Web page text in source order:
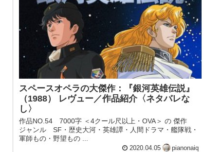
スペースオペラの大傑作：『銀河英雄伝説』
（1988） レヴュー／作品紹介〈ネタバレな
し〉
作品NO.54 7000字 ＜4クール尺以上・OVA＞ の 傑作
ジャンル SF・歴史大河・英雄譚・人間ドラマ・艦隊戦・
軍師もの・野望もの ...
2020.04.05 pianonaiq